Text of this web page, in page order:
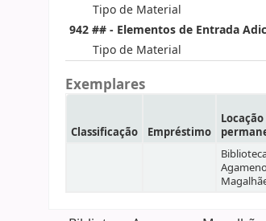
Tipo de Material
942 ## - Elementos de Entrada
Tipo de Material
Exemplares
Classificação Empréstimo
Locação